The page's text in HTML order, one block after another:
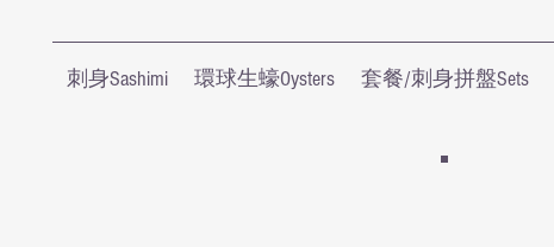
刺身Sashimi 環球生蠔Oysters 套餐/刺身拼盤Sets